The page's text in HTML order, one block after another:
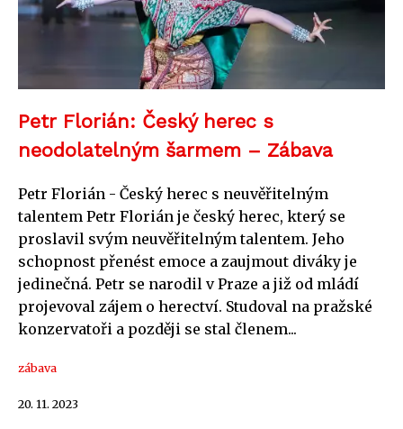
Petr Florián: Český herec s
neodolatelným šarmem – Zábava
Petr Florián - Český herec s neuvěřitelným
talentem Petr Florián je český herec, který se
proslavil svým neuvěřitelným talentem. Jeho
schopnost přenést emoce a zaujmout diváky je
jedinečná. Petr se narodil v Praze a již od mládí
projevoval zájem o herectví. Studoval na pražské
konzervatoři a později se stal členem...
zábava
20. 11. 2023